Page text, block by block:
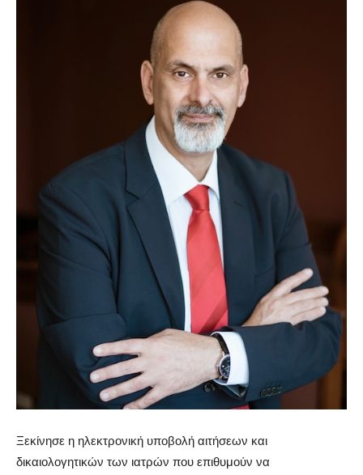
Ξεκίνησε η ηλεκτρονική υποβολή αιτήσεων και
δικαιολογητικών των ιατρών που επιθυμούν να